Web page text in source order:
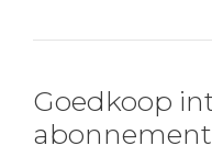
Goedkoop